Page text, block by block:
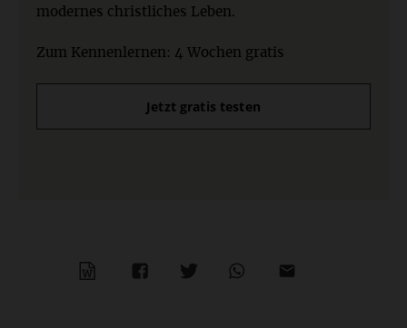
modernes christliches Leben.
Zum Kennenlernen: 4 Wochen gratis
Jetzt gratis testen